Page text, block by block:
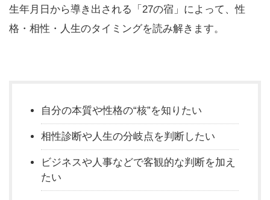
生年月日から導き出される「27の宿」によって、性
格・相性・人生のタイミングを読み解きます。
自分の本質や性格の“核”を知りたい
相性診断や人生の分岐点を判断したい
ビジネスや人事などで客観的な判断を加え
たい